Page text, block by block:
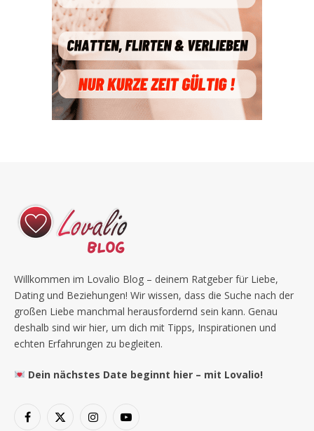
Willkommen im Lovalio Blog – deinem Ratgeber für Liebe,
Dating und Beziehungen! Wir wissen, dass die Suche nach der
großen Liebe manchmal herausfordernd sein kann. Genau
deshalb sind wir hier, um dich mit Tipps, Inspirationen und
echten Erfahrungen zu begleiten.
Dein nächstes Date beginnt hier – mit Lovalio!
Facebook
X
InstagramYouTube